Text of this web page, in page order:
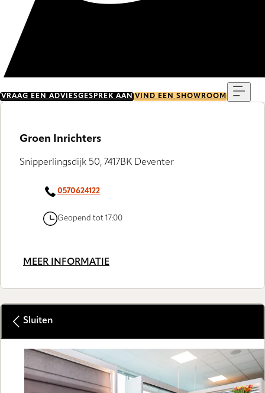
VRAAG EEN ADVIESGESPREK AAN VIND EEN SHOWROOM
Groen Inrichters
Snipperlingsdijk 50, 7417BK Deventer
0570624122
Geopend tot 17:00
MEER INFORMATIE
Sluiten